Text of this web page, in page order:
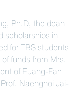
Ph.D, the dean
scholarships in
for TBS students
funds from Mrs.
of Euang-Fah
Naengnoi Jai-